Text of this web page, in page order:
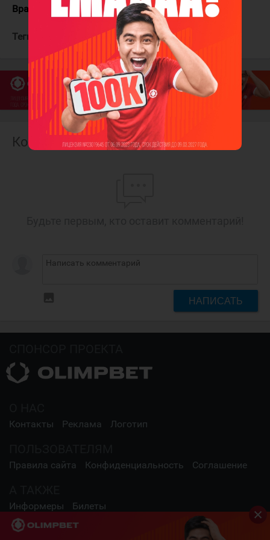
Вратари: Цыба - Гуськов
Теги: Молот
Комментарии
НАПИСАТЬ
Контакты Реклама Логотип
Правила сайта Конфиденциальность Соглашение
Информеры Билеты
СОЦИАЛЬНЫЕ СЕТИ